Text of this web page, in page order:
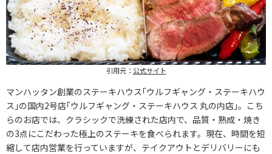
引用元： 公式サイト
マンハッタン創業のステーキハウス｢ウルフギャング・ステーキハウ
ス｣の国内2号店｢ウルフギャング・ステーキハウス 丸の内店｣。こち
らのお店では、クラシックで洗練された店内で、品質・熟成・焼き
の3点にこだわった極上のステーキを食べられます。現在、時間を短
縮して店内営業を行っていますが、テイクアウトとデリバリーにも